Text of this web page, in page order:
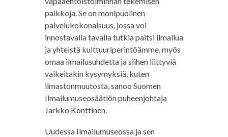
paikkoja. Se on monipuolinen
palvelukokonaisuus, jossa voi
innostavalla tavalla tutkia paitsi ilmailua
ja yhteistä kulttuuriperintöämme, myös
omaa ilmailusuhdetta ja siihen liittyviä
vaikeitakin kysymyksiä, kuten
ilmastonmuutosta, sanoo Suomen
Ilmailumuseosäätiön puheenjohtaja
Jarkko Konttinen.
Uudessa Ilmailumuseossa ja sen